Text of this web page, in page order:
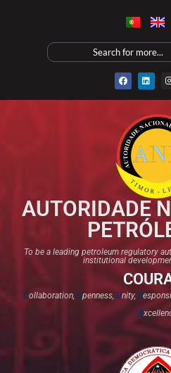
AUTORIDADE
To be a leading petroleum regulatory
institutional
Collaboration, Openness, Unity, R
E